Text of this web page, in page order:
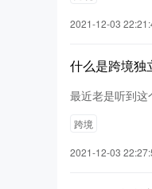
2021-12-03
什么是跨境独
最近老是听到
跨境
2021-12-03